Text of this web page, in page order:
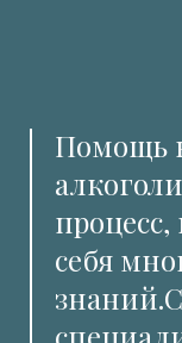
Помощь
себя